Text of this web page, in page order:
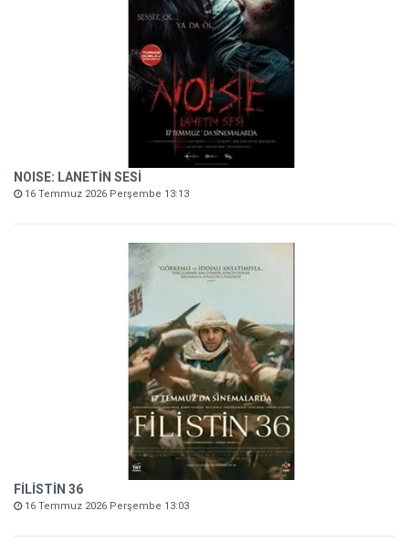
NOISE: LANETİN SESİ
16 Temmuz 2026 Perşembe 13:13
FİLİSTİN 36
16 Temmuz 2026 Perşembe 13:03